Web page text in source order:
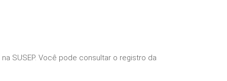
SUSEP. Você pode consultar o registro da